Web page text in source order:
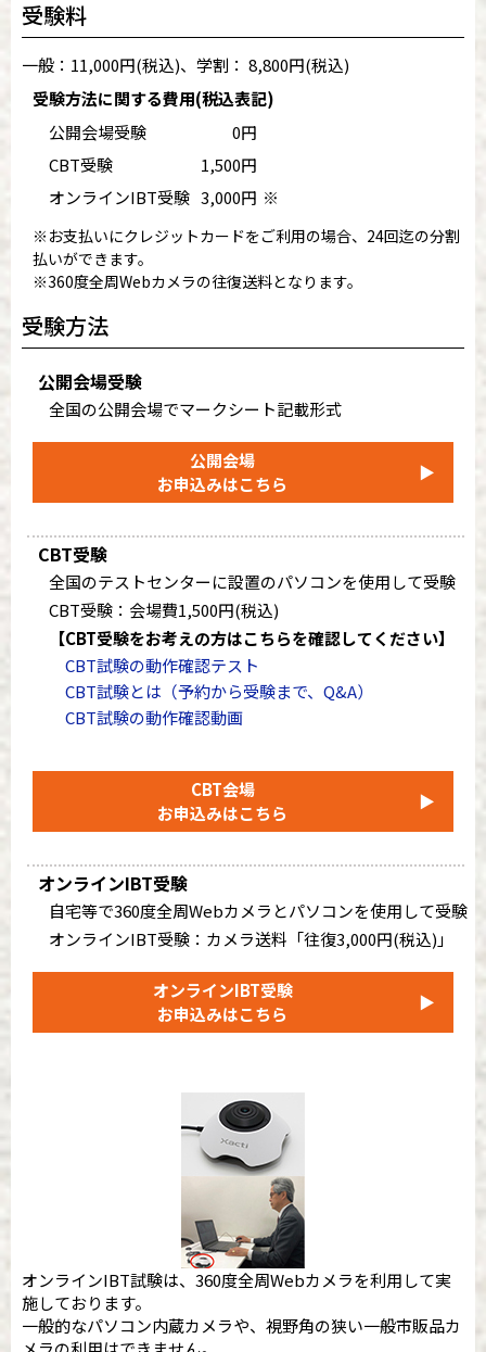
受験料
一般：11,000円(税込)、学割： 8,800円(税込)
受験方法に関する費用(税込表記)
公開会場受験
0円
CBT受験
1,500円
オンラインIBT受験 3,000円 ※
※お支払いにクレジットカードをご利用の場合、24回迄の分割
払いができます。
※360度全周Webカメラの往復送料となります。
受験方法
公開会場受験
全国の公開会場でマークシート記載形式
公開会場
お申込みはこちら
▶
CBT受験
全国のテストセンターに設置のパソコンを使用して受験
CBT受験：会場費1,500円(税込)
【CBT受験をお考えの方はこちらを確認してください】
CBT試験の動作確認テスト
CBT試験とは（予約から受験まで、Q&A）
CBT試験の動作確認動画
CBT会場
お申込みはこちら
▶
オンラインIBT受験
自宅等で360度全周Webカメラとパソコンを使用して受験
オンラインIBT受験：カメラ送料「往復3,000円(税込)」
オンラインIBT受験
お申込みはこちら
▶
オンラインIBT試験は、360度全周Webカメラを利用して実
施しております。
一般的なパソコン内蔵カメラや、視野角の狭い一般市販品カ